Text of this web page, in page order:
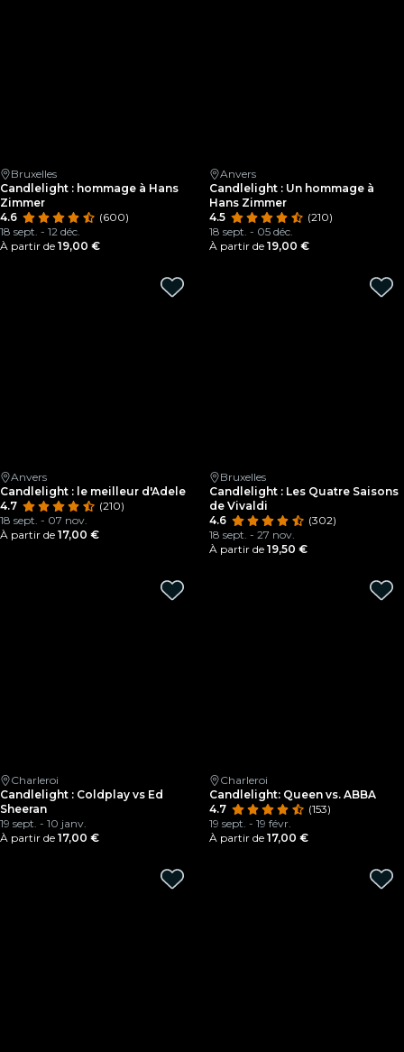
Bruxelles
Candlelight : hommage à Hans
Zimmer
4.6
(600)
18 sept. - 12 déc.
À partir de 19,00 €
Anvers
Candlelight : Un hommage à
Hans Zimmer
4.5
(210)
18 sept. - 05 déc.
À partir de 19,00 €
Anvers
Candlelight : le meilleur d'Adele
4.7
(210)
18 sept. - 07 nov.
À partir de 17,00 €
Bruxelles
Candlelight : Les Quatre Saisons
de Vivaldi
4.6
(302)
18 sept. - 27 nov.
À partir de 19,50 €
Charleroi
Candlelight : Coldplay vs Ed
Sheeran
19 sept. - 10 janv.
À partir de 17,00 €
Charleroi
Candlelight: Queen vs. ABBA
4.7
(153)
19 sept. - 19 févr.
À partir de 17,00 €